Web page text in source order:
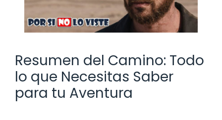
Resumen del Camino: Todo
lo que Necesitas Saber
para tu Aventura